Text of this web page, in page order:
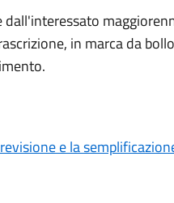
in marca da
e la